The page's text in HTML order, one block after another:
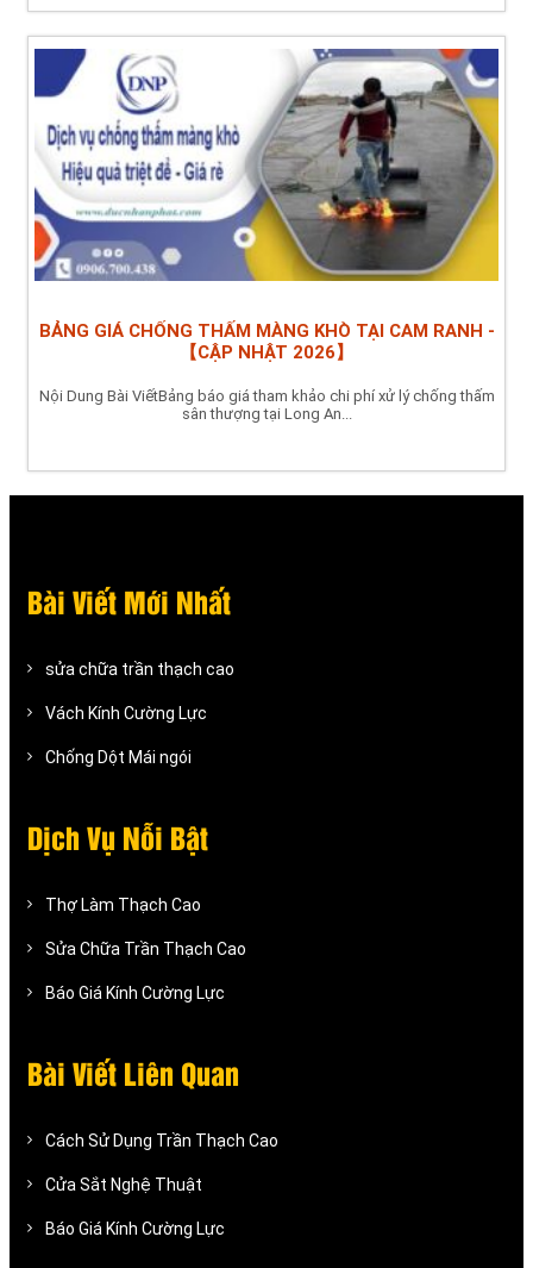
BẢNG GIÁ CHỐNG THẤM MÀNG KHÒ TẠI CAM RANH -
【CẬP NHẬT 2026】
Nội Dung Bài ViếtBảng báo giá tham khảo chi phí xử lý chống thấm
sân thượng tại Long An...
Bài Viết Mới Nhất
sửa chữa trần thạch cao
Vách Kính Cường Lực
Chống Dột Mái ngói
Dịch Vụ Nỗi Bật
Thợ Làm Thạch Cao
Sửa Chữa Trần Thạch Cao
Báo Giá Kính Cường Lực
Bài Viết Liên Quan
Cách Sử Dụng Trần Thạch Cao
Cửa Sắt Nghệ Thuật
Báo Giá Kính Cường Lực